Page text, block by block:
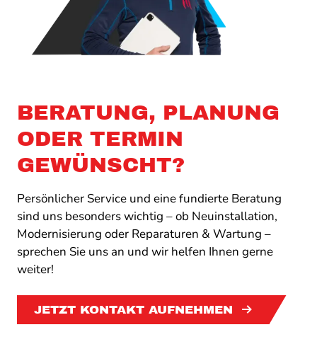
BERATUNG, PLANUNG
ODER TERMIN
GEWÜNSCHT?
Persönlicher Service und eine fundierte Beratung
sind uns besonders wichtig – ob Neuinstallation,
Modernisierung oder Reparaturen & Wartung –
sprechen Sie uns an und wir helfen Ihnen gerne
weiter!
JETZT KONTAKT AUFNEHMEN